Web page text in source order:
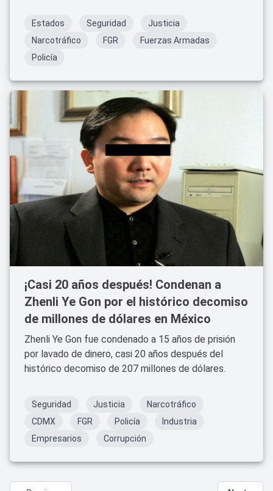
Estados Seguridad
Justicia
Narcotráfico
FGR
Fuerzas Armadas
Policía
¡Casi 20 años después! Condenan a
Zhenli Ye Gon por el histórico decomiso
de millones de dólares en México
Zhenli Ye Gon fue condenado a 15 años de prisión
por lavado de dinero, casi 20 años después del
histórico decomiso de 207 millones de dólares.
Seguridad Justicia
Narcotráfico
CDMX
FGR Policía
Industria
Empresarios
Corrupción